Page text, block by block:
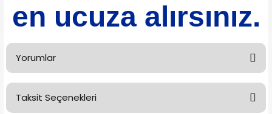
en ucuza alırsınız.
Yorumlar
Bu ürüne ilk yorumu siz yapın!
Taksit Seçenekleri